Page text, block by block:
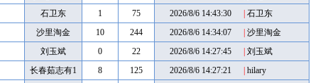
石卫东
1 75 2026/8/6 14:43:30
石卫东
沙里淘金
10 244 2026/8/6 14:34:07
沙里淘金
刘玉斌
0 22 2026/8/6 14:27:45
刘玉斌
长春茹志有1
8 125 2026/8/6 14:27:21
hilary